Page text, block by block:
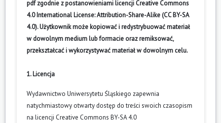
pdf zgodnie z postanowieniami licencji Creative Commons
4.0 International License: Attribution-Share-Alike (CC BY-SA
4.0). Użytkownik może kopiować i redystrybuować materiał
w dowolnym medium lub formacie oraz remiksować,
przekształcać i wykorzystywać materiał w dowolnym celu.
1. Licencja
Wydawnictwo Uniwersytetu Śląskiego zapewnia
natychmiastowy otwarty dostęp do treści swoich czasopism
na licencji Creative Commons BY-SA 4.0